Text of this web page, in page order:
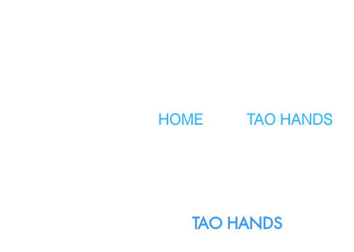
HOME TAO HANDS
TAO HANDS